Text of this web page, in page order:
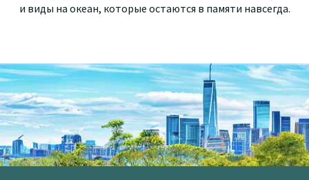
и виды на океан, которые остаются в памяти навсегда.